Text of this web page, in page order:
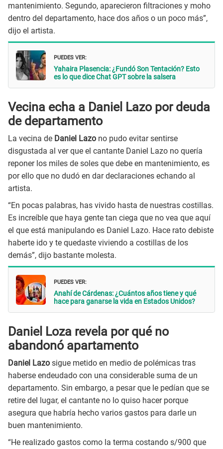
mantenimiento. Segundo, aparecieron filtraciones y moho
dentro del departamento, hace dos años o un poco más”,
dijo el artista.
PUEDES VER:
Yahaira Plasencia: ¿Fundó Son Tentación? Esto
es lo que dice Chat GPT sobre la salsera
Vecina echa a Daniel Lazo por deuda
de departamento
La vecina de Daniel Lazo no pudo evitar sentirse
disgustada al ver que el cantante Daniel Lazo no quería
reponer los miles de soles que debe en mantenimiento, es
por ello que no dudó en dar declaraciones echando al
artista.
“En pocas palabras, has vivido hasta de nuestras costillas.
Es increíble que haya gente tan ciega que no vea que aquí
el que está manipulando es Daniel Lazo. Hace rato debiste
haberte ido y te quedaste viviendo a costillas de los
demás”, dijo bastante molesta.
PUEDES VER:
Anahí de Cárdenas: ¿Cuántos años tiene y qué
hace para ganarse la vida en Estados Unidos?
Daniel Loza revela por qué no
abandonó apartamento
Daniel Lazo sigue metido en medio de polémicas tras
haberse endeudado con una considerable suma de un
departamento. Sin embargo, a pesar que le pedían que se
retire del lugar, el cantante no lo quiso hacer porque
asegura que habría hecho varios gastos para darle un
buen mantenimiento.
“He realizado gastos como la terma costando s/900 que